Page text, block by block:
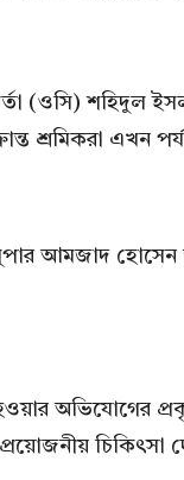
(ওসি) শহিদুল
শ্রমিকরা এখন
আমজাদ হোসেন
অভিযোগের
চিকিৎসা